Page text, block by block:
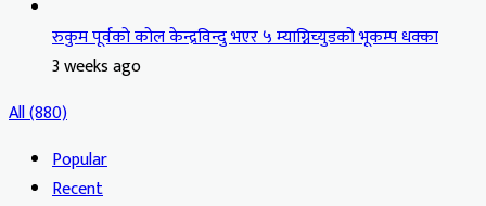
रुकुम पूर्वको कोल केन्द्रविन्दु भएर ५ म्याग्निच्युडको भूकम्प धक्का
3 weeks ago
All (880)
Popular
Recent